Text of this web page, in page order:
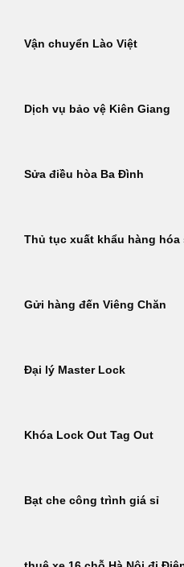
Vận chuyển Lào Việt
Dịch vụ bảo vệ Kiên Giang
Sửa điều hòa Ba Đình
Thủ tục xuất khẩu hàng hóa
Gửi hàng đến Viêng Chăn
Đại lý Master Lock
Khóa Lock Out Tag Out
Bạt che công trình giá sỉ